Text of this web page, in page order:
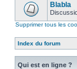
Blabla
Supprimer tous les
Index du forum
Qui est en ligne ?